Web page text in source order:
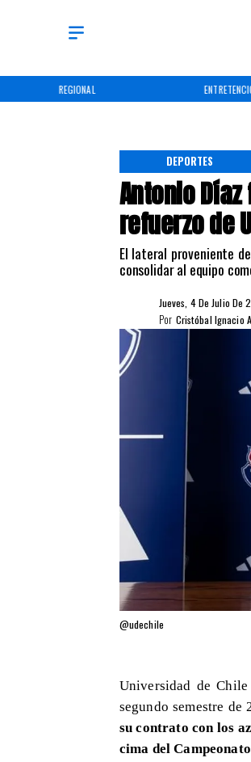
ENTRETENCIÓN DEPORTES
Antonio
refuerzo de
​El lateral proveniente
consolidar al equipo
DEPORTES
Jueves, 4 De Julio De
Cristóbal Ignacio
Por
@udechile
Universidad de
segundo semestre
su contrato con los
cima del